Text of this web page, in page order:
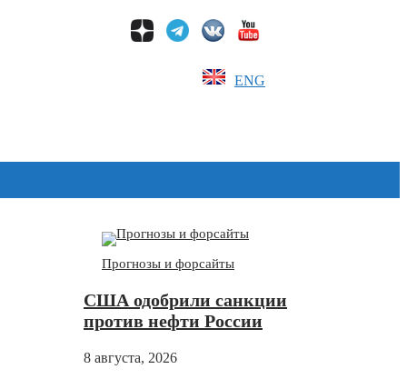
ENG
Прогнозы и форсайты
США одобрили санкции
против нефти России
8 августа, 2026